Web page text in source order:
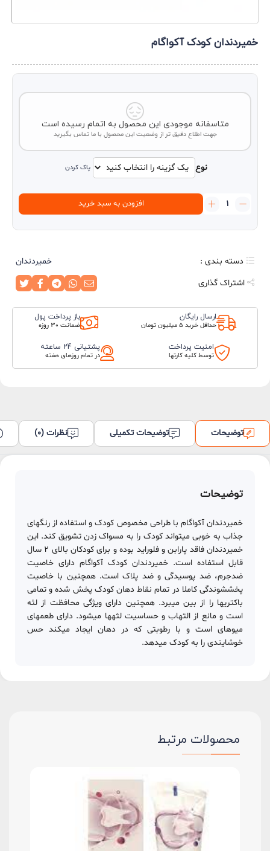
خمیردندان کودک آکواگام
متاسفانه موجودی این محصول به اتمام رسیده است
جهت اطلاع دقیق تر از وضعیت این محصول با ما تماس بگیرید
نوع پاک کردن
خمیردندان
افزودن به سبد خرید
دسته بندی :
خمیردندان
اشتراک گذاری
ارسال رایگان
حداقل خرید 5 میلیون تومان
باز پرداخت پول
ضمانت 30 روزه
امنیت پرداخت
توسط کلیه کارتها
پشتیانی 24 ساعته
در تمام روزهای هفته
توضیحات توضیحات تکمیلی نظرات (0)
توضیحات
خمیردندان آکواگام با طراحی مخصوص کودک و استفاده از رنگ­های
جذاب به خوبی می­تواند کودک را به مسواک زدن تشویق کند. این
خمیردندان فاقد پارابن و فلوراید بوده و برای کودکان بالای 2 سال
قابل استفاده است. خمیردندان کودک آکواگام دارای خاصیت
ضدجرم، ضد پوسیدگی و ضد پلاک است. همچنین با خاصیت
پخش­شوندگی کاملا در تمام نقاط دهان کودک پخش شده و تمامی
باکتری­ها را از بین می­برد. همچنین دارای ویژگی محافظت از لثه
است و مانع از التهاب و حساسیت لثه­ها می­شود. دارای طعم­های
میوه­ای است و با رطوبتی که در دهان ایجاد می­کند حس
خوشایندی را به کودک می­دهد.
محصولات مرتبط